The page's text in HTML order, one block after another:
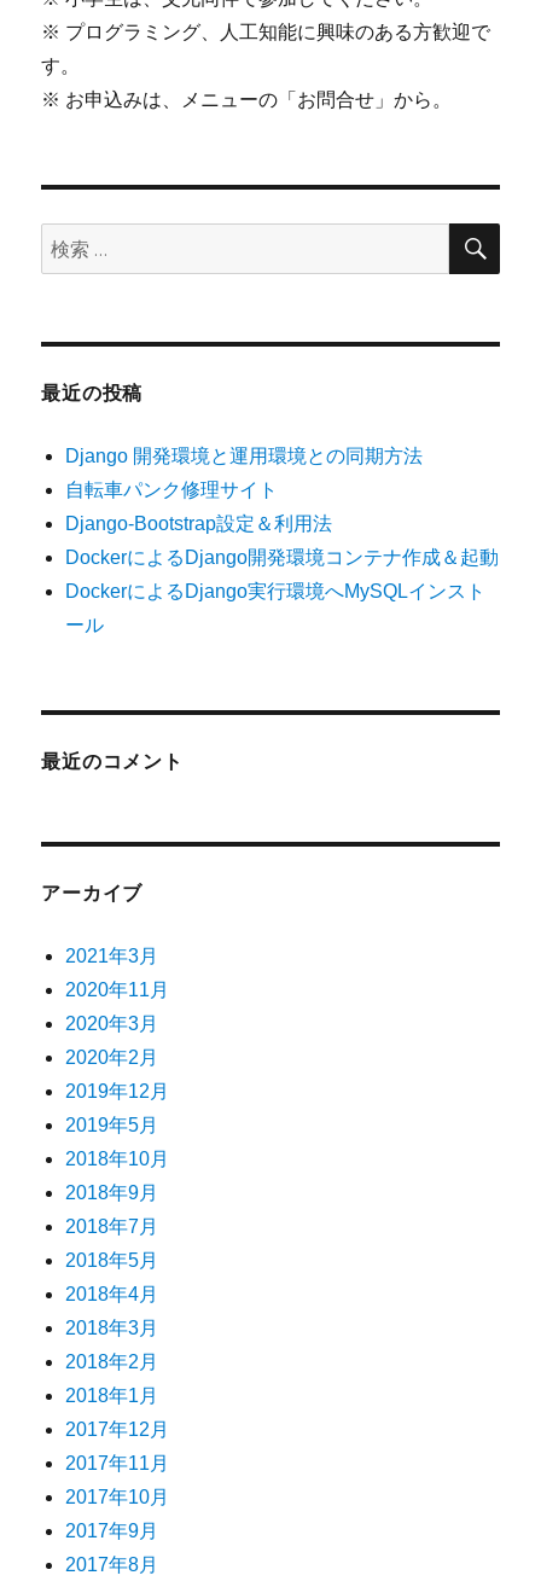
※ プログラミング、人工知能に興味のある方歓迎で
す。
※ お申込みは、メニューの「お問合せ」から。
検
索:
検
最近の投稿
Django 開発環境と運用環境との同期方法
自転車パンク修理サイト
Django-Bootstrap設定＆利用法
DockerによるDjango開発環境コンテナ作成＆起動
DockerによるDjango実行環境へMySQLインスト
ール
最近のコメント
アーカイブ
2021年3月
2020年11月
2020年3月
2020年2月
2019年12月
2019年5月
2018年10月
2018年9月
2018年7月
2018年5月
2018年4月
2018年3月
2018年2月
2018年1月
2017年12月
2017年11月
2017年10月
2017年9月
2017年8月